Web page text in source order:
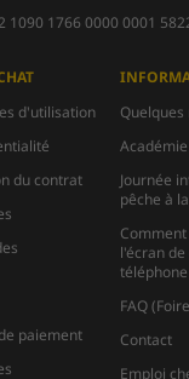
1090 1766 0000 0001
d'utilisation
du contrat
paiement
Journée
pêche à
l'écran
téléphone
FAQ
Contact
Emploi